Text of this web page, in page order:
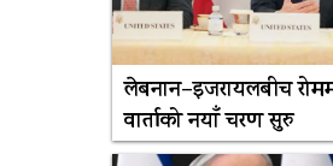
लेबनान–इजरायलबीच
वार्ताको नयाँ चरण सुरु